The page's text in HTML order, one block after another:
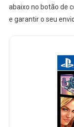
abaixo no botão de
e garantir o seu